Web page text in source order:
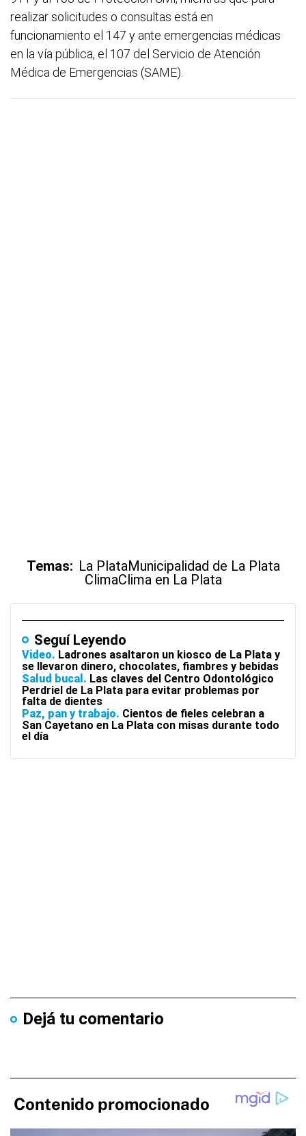
realizar solicitudes o consultas está en
funcionamiento el 147 y ante emergencias médicas
en la vía pública, el 107 del Servicio de Atención
Médica de Emergencias (SAME).
Temas: La PlataMunicipalidad de La Plata
ClimaClima en La Plata
Seguí Leyendo
Video Ladrones asaltaron un kiosco de La Plata y
se llevaron dinero, chocolates, fiambres y bebidas
Salud bucal
Las claves del Centro Odontológico
Perdriel de La Plata para evitar problemas por
falta de dientes
Paz, pan y trabajo Cientos de fieles celebran a
San Cayetano en La Plata con misas durante todo
el día
Dejá tu comentario